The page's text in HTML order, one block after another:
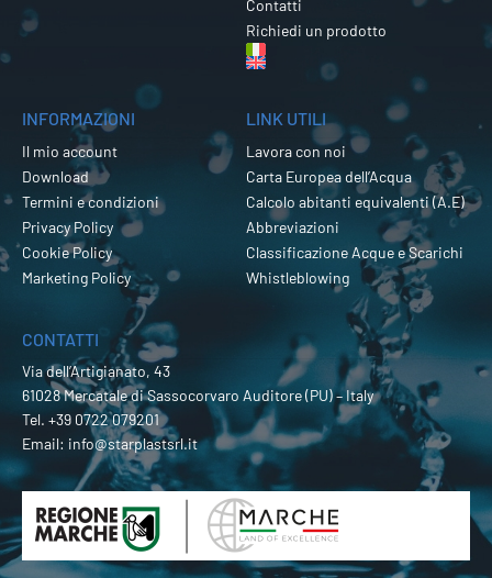
Contatti
Richiedi un prodotto
INFORMAZIONI
Il mio account
Download
Termini e condizioni
Privacy Policy
Cookie Policy
Marketing Policy
LINK UTILI
Lavora con noi
Carta Europea dell’Acqua
Calcolo abitanti equivalenti (A.E)
Abbreviazioni
Classificazione Acque e Scarichi
Whistleblowing
CONTATTI
Via dell’Artigianato, 43
61028 Mercatale di Sassocorvaro Auditore (PU) – Italy
Tel. +39 0722 079201
Email: info@starplastsrl.it